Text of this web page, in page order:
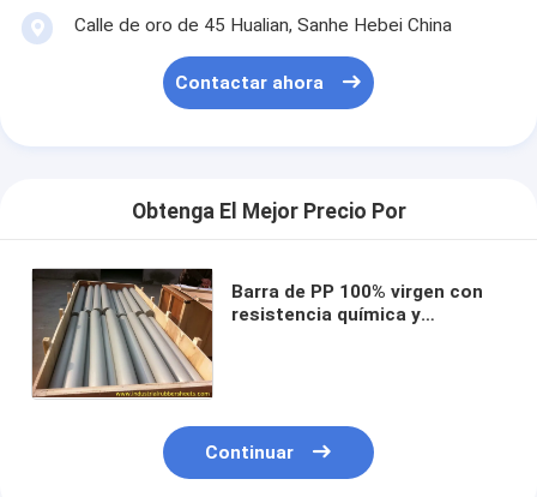
Calle de oro de 45 Hualian, Sanhe Hebei China
Contactar ahora
Obtenga El Mejor Precio Por
Barra de PP 100% virgen con
resistencia química y
Continuar